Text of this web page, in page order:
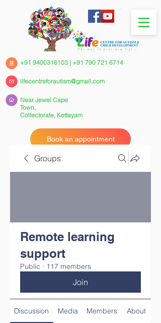
+91 9400316103 | +91 790 721 6714
Near Jewel Cape
Town,
Collectorate, Kottayam
Book an appointment
lifecentreforautism@gmail.com
Groups
Remote learning
support
Public · 117 members
Join
Discussion Media Members About